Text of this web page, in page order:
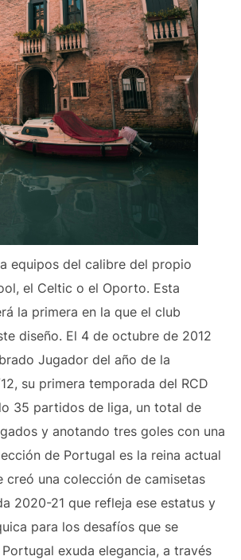
equipos del calibre del propio
el Celtic o el Oporto. Esta
la primera en la que el club
diseño. El 4 de octubre de 2012
Jugador del año de la
su primera temporada del RCD
35 partidos de liga, un total de
y anotando tres goles con una
de Portugal es la reina actual
creó una colección de camisetas
2020-21 que refleja ese estatus y
para los desafíos que se
exuda elegancia, a través